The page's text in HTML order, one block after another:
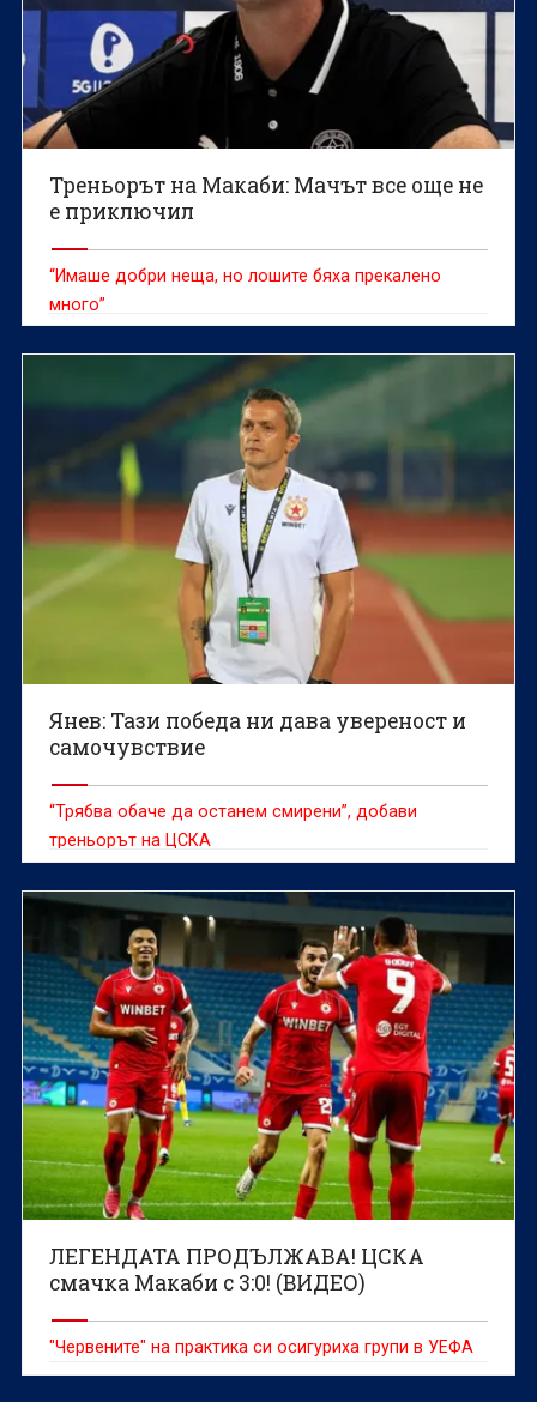
Треньорът на Макаби: Мачът все още не
е приключил
“Имаше добри неща, но лошите бяха прекалено
много”
Янев: Тази победа ни дава увереност и
самочувствие
“Трябва обаче да останем смирени”, добави
треньорът на ЦСКА
ЛЕГЕНДАТА ПРОДЪЛЖАВА! ЦСКА
смачка Макаби с 3:0! (ВИДЕО)
"Червените" на практика си осигуриха групи в УЕФА